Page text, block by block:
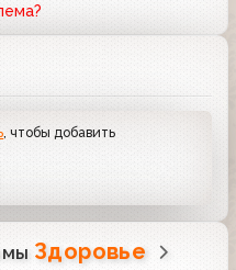
, чтобы добавить
Здоровье